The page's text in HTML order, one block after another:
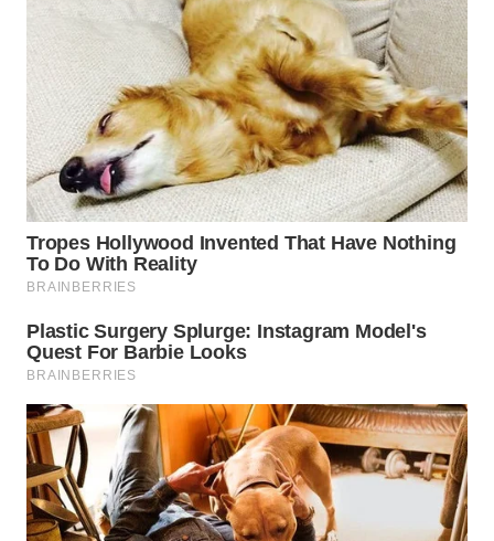
DANAU
TOBA
WN
NIAS
WN
LANGKAT
WN
TAPANULI
WN
LESUNG
WN
KARO